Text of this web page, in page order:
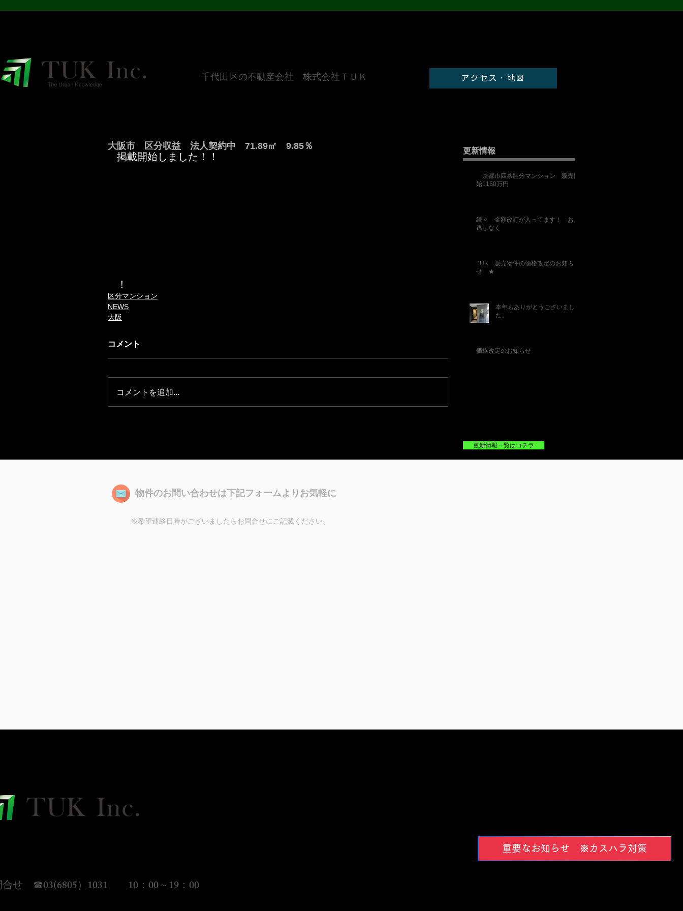
​千代田区の不動産会社 株式会社ＴＵＫ アクセス・地図
大阪市 区分収益 法人契約中 71.89㎡ 9.85％
掲載開始しました！！
！
区分マンション
NEWS
大阪
コメント
コメントを追加…
更新情報
京都市四条区分マンション 販売開
始1150万円
続々 金額改訂が入ってます！ お見
逃しなく
TUK 販売物件の価格改定のお知ら
せ ★
本年もありがとうございまし
た。
価格改定のお知らせ
更新情報一覧はコチラ
物件のお問い合わせは下記フォームよりお気軽に
※希望連絡日時がございましたらお問合せにご記載ください。
重要なお知らせ ※カスハラ対策
合せ ☎03(6805）1031 10：00～19：00